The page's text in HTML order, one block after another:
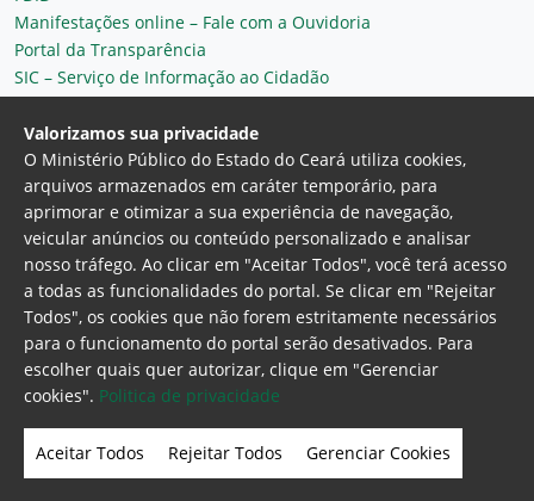
Manifestações online – Fale com a Ouvidoria
Portal da Transparência
SIC – Serviço de Informação ao Cidadão
Plantão MP do Ceará
Secretaria Geral
Ministério Público do Estado do Ceará
Procuradoria Geral de Justiça Av. Gen. Afonso
Albuquerque Lima, 130 - Cambeba - CEP:
60.822-325 - Fortaleza, Ceará. Brasil
Home Page Intranet Webmail Office 365
Valorizamos sua privacidade
O Ministério Público do Estado do Ceará utiliza cookies,
arquivos armazenados em caráter temporário, para
aprimorar e otimizar a sua experiência de navegação,
veicular anúncios ou conteúdo personalizado e analisar
nosso tráfego. Ao clicar em "Aceitar Todos", você terá acesso
a todas as funcionalidades do portal. Se clicar em "Rejeitar
Todos", os cookies que não forem estritamente necessários
para o funcionamento do portal serão desativados. Para
escolher quais quer autorizar, clique em "Gerenciar
cookies". Politica de privacidade
Aceitar Todos Rejeitar Todos Gerenciar Cookies